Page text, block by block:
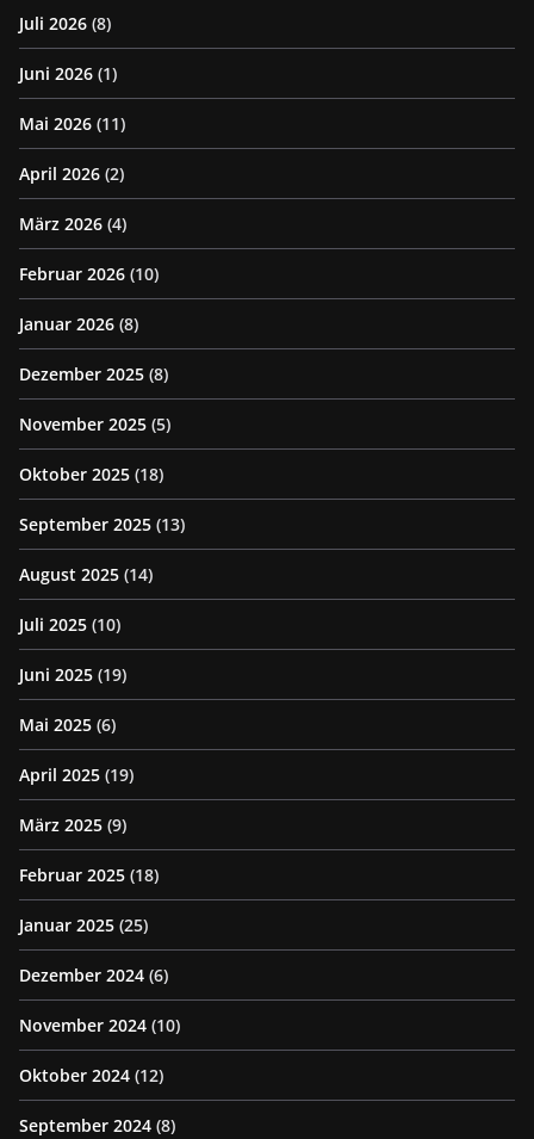
Juli 2026 (8)
Juni 2026 (1)
Mai 2026 (11)
April 2026 (2)
März 2026 (4)
Februar 2026 (10)
Januar 2026 (8)
Dezember 2025 (8)
November 2025 (5)
Oktober 2025 (18)
September 2025 (13)
August 2025 (14)
Juli 2025 (10)
Juni 2025 (19)
Mai 2025 (6)
April 2025 (19)
März 2025 (9)
Februar 2025 (18)
Januar 2025 (25)
Dezember 2024 (6)
November 2024 (10)
Oktober 2024 (12)
September 2024 (8)